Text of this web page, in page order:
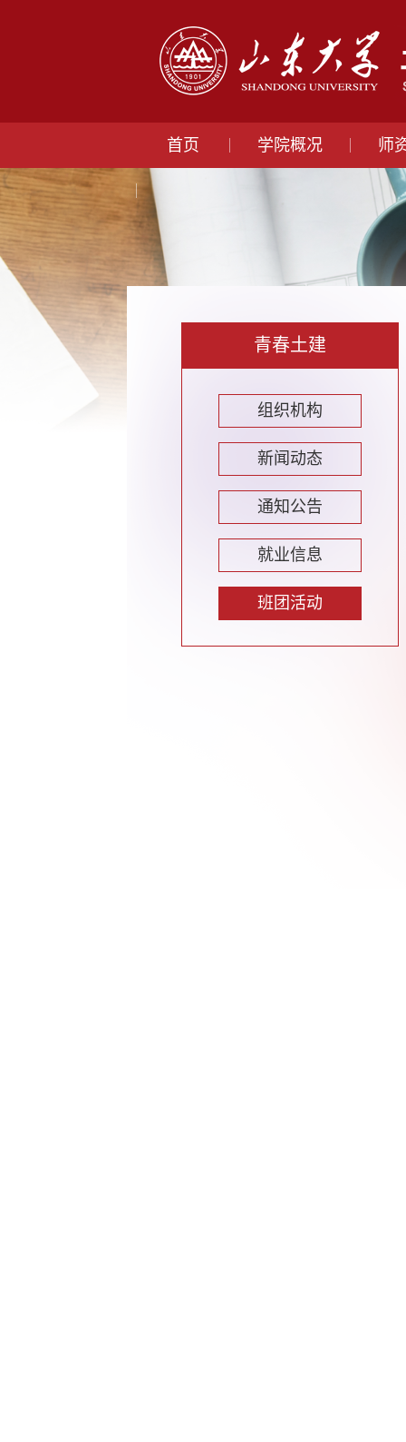
首页 学院概况 师
青春土建
组织机构
新闻动态
通知公告
就业信息
班团活动